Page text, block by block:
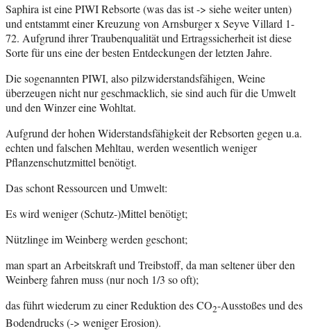
Saphira ist eine PIWI Rebsorte (was das ist -> siehe weiter unten)
und entstammt einer Kreuzung von Arnsburger x Seyve Villard 1-
72. Aufgrund ihrer Traubenqualität und Ertragssicherheit ist diese
Sorte für uns eine der besten Entdeckungen der letzten Jahre.
Die sogenannten PIWI, also pilzwiderstandsfähigen, Weine
überzeugen nicht nur geschmacklich, sie sind auch für die Umwelt
und den Winzer eine Wohltat.
Aufgrund der hohen Widerstandsfähigkeit der Rebsorten gegen u.a.
echten und falschen Mehltau, werden wesentlich weniger
Pflanzenschutzmittel benötigt.
Das schont Ressourcen und Umwelt:
Es wird weniger (Schutz-)Mittel benötigt;
Nützlinge im Weinberg werden geschont;
man spart an Arbeitskraft und Treibstoff, da man seltener über den
Weinberg fahren muss (nur noch 1/3 so oft);
das führt wiederum zu einer Reduktion des CO2-Ausstoßes und des
Bodendrucks (-> weniger Erosion).